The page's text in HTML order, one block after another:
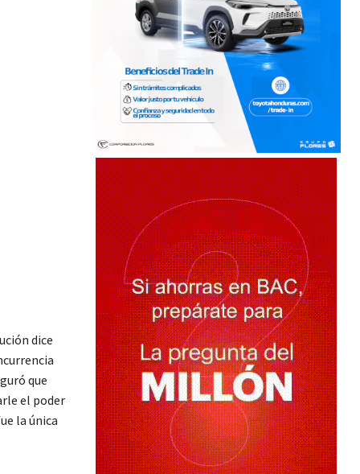
dice
que
el poder
la única